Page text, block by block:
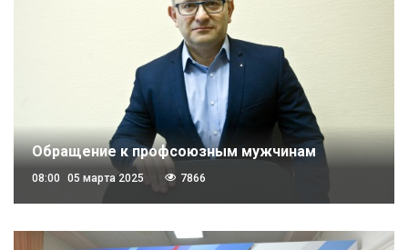
Обращение к профсоюзным мужчинам
08:00 05 марта 2025 7866